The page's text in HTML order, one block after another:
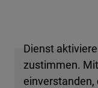
Dienst
zustimmen.
einverstanden,